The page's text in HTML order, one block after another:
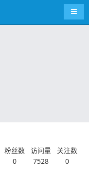
导航
粉丝数
0
访问量
7528
关注数
0